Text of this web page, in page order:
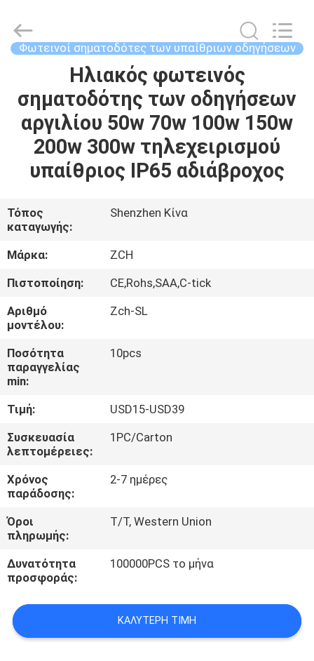
ΠΡΟΪΌΝΤΑ
ΠΕΡΊΠΟΥ
ΓΎΡΟΣ
ΕΡΓΟΣΤΑΣΊΩΝ
ΠΟΙΟΤΙΚΌΣ
ΈΛΕΓΧΟΣ
ΜΑΣ
ΣΕ
ΕΠΑΦΉ
ΕΙΔΉΣΕΙΣ
ΠΕΡΙΠΤΏΣΕΙΣ
SHOPPING
ON-
LINE
Technology
Group
Co.,Ltd.Φωτεινοί σηματοδότες των υπαίθριων οδηγήσεων
Ηλιακός φωτεινός
σηματοδότης των οδηγήσεων
αργιλίου 50w 70w 100w 150w
200w 300w τηλεχειρισμού
υπαίθριος IP65 αδιάβροχος
Τόπος
καταγωγής:
Shenzhen Κίνα
Μάρκα:
ZCH
Πιστοποίηση:
CE,Rohs,SAA,C-tick
Αριθμό
μοντέλου:
Zch-SL
Ποσότητα
παραγγελίας
min:
10pcs
Τιμή:
USD15-USD39
Συσκευασία
λεπτομέρειες:
1PC/Carton
Χρόνος
παράδοσης:
2-7 ημέρες
Όροι
πληρωμής:
T/T, Western Union
Δυνατότητα
προσφοράς:
100000PCS το μήνα
ΚΑΛΎΤΕΡΗ ΤΙΜΉ